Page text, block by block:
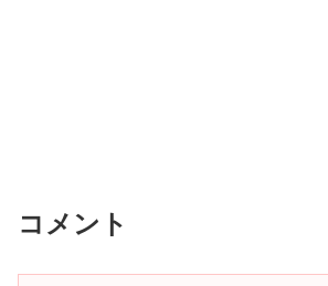
コメント